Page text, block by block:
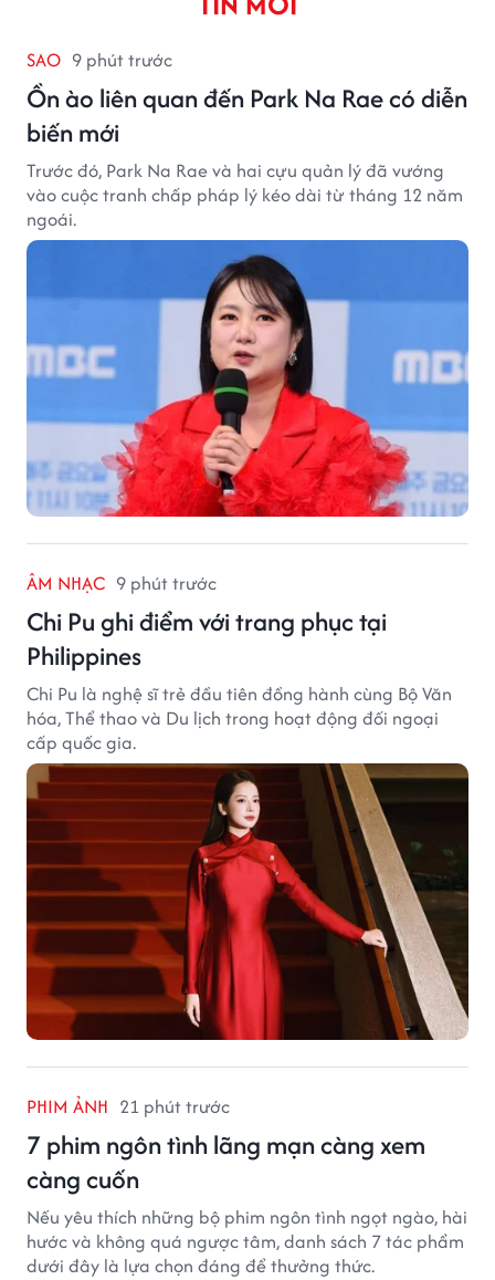
SAO 9 phút trước
Ồn ào liên quan đến Park Na Rae có diễn
biến mới
Trước đó, Park Na Rae và hai cựu quản lý đã vướng
vào cuộc tranh chấp pháp lý kéo dài từ tháng 12 năm
ngoái.
ÂM NHẠC 9 phút trước
Chi Pu ghi điểm với trang phục tại
Philippines
Chi Pu là nghệ sĩ trẻ đầu tiên đồng hành cùng Bộ Văn
hóa, Thể thao và Du lịch trong hoạt động đối ngoại
cấp quốc gia.
PHIM ẢNH 21 phút trước
7 phim ngôn tình lãng mạn càng xem
càng cuốn
Nếu yêu thích những bộ phim ngôn tình ngọt ngào, hài
hước và không quá ngược tâm, danh sách 7 tác phẩm
dưới đây là lựa chọn đáng để thưởng thức.